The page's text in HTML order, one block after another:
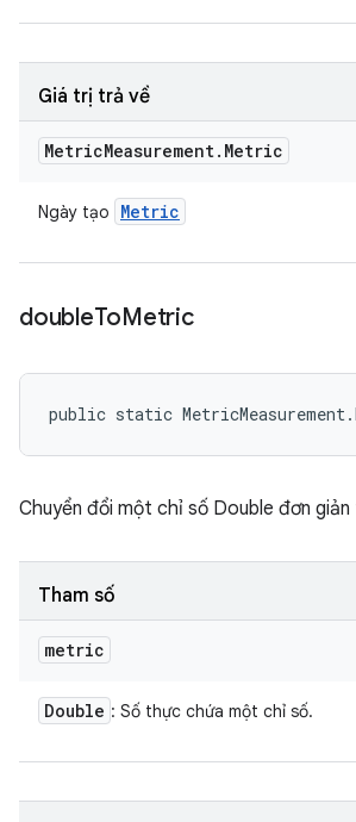
Giá trị trả về
MetricMeasurement. Metric
Ngày tạo Metric
doubleToMetric
public static
Chuyển đổi một chỉ số Double đơn giản
Tham số
metric
Double : Số thực chứa một chỉ số.